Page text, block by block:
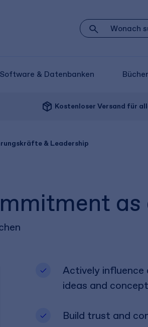
Software & Datenbanken Bücher
package_2 Kostenloser Versand für
& Leadership
Actively influence
ideas and
Build trust and